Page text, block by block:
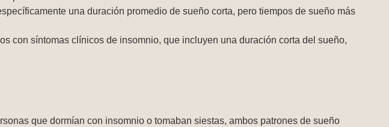
una duración promedio de sueño corta, pero tiempos de sueño más
con síntomas clínicos de insomnio, que incluyen una duración corta del sueño,
que dormían con insomnio o tomaban siestas, ambos patrones de sueño